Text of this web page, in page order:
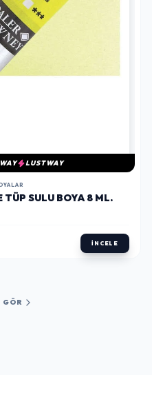
LUSTWAY
TÜP SULU BOYA 8 ML.
İNCELE
GÖR